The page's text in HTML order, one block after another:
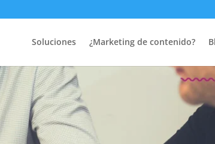
Soluciones ¿Marketing de contenido?